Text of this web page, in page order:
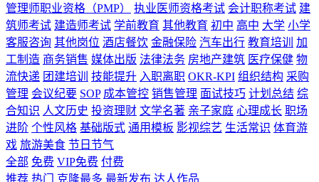
管理师职业资格（PMP）
执业医师资格考试 会计职称考试 建
筑师考试 建造师考试 学前教育 其他教育 初中 高中 大学 小学
客服咨询 其他岗位 酒店餐饮 金融保险 汽车出行 教育培训
加
工制造 商务销售 媒体出版 法律法务 房地产建筑 医疗保健 物
流快递 团建培训 技能提升 入职离职 OKR-KPI 组织结构 采购
管理 会议纪要 SOP 成本管控 销售管理 面试技巧 计划总结 综
合知识 人文历史 投资理财 文学名著 亲子家庭 心理成长 职场
进阶 个性风格 基础版式 通用模板 影视综艺 生活常识 体育游
戏 旅游美食 节日节气
全部 免费 VIP免费 付费
推荐 热门 克隆最多 最新发布 达人作品